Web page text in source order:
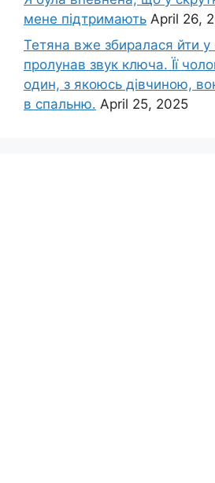
мене підтримають April 26,
Тетяна вже збиралася йти у
пролунав звук ключа. Її
один, з якоюсь дівчиною,
в спальню. April 25, 2025